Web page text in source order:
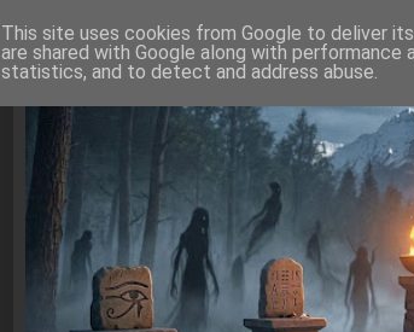
This site uses cookies from Google to deliver
are shared with Google along with
statistics, and to detect and address abuse.